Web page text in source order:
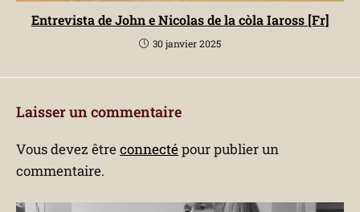
Entrevista de John e Nicolas de la còla Iaross [Fr]
30 janvier 2025
Laisser un commentaire
Vous devez êtreconnectépour publier un
commentaire.